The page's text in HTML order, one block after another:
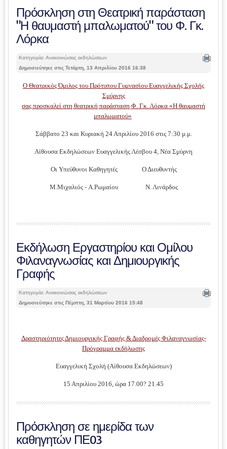
Πρόσκληση στη Θεατρική παράσταση
"Η θαυμαστή μπαλωματού" του Φ. Γκ.
Λόρκα
Κατηγορία: Ανακοινώσεις εκδηλώσεων
Δημοσιεύτηκε στις Τετάρτη, 13 Απριλίου 2016 16:38
Ο Θεατρικός Όμιλος του Πρότυπου Γυμνασίου Ευαγγελικής Σχολής
Σμύρνης
σας προσκαλεί στη θεατρική παράσταση Φ. Γκ. Λόρκα «Η θαυμαστή
μπαλωματού»
Σάββατο 23 και Κυριακή 24 Απριλίου 2016 στις 7:30 μ.μ.
Αίθουσα Εκδηλώσεων Ευαγγελικής Λέσβου 4, Νέα Σμύρνη
Οι Υπεύθυνοι Καθηγητές Ο Διευθυντής
Μ.Μιχαλιός - Α.ΡωμαίουΝ. Λινάρδος
Εκδήλωση Εργαστηρίου και Ομίλου
Φιλαναγνωσίας και Δημιουργικής
Γραφής
Κατηγορία: Ανακοινώσεις εκδηλώσεων
Δημοσιεύτηκε στις Πέμπτη, 31 Μαρτίου 2016 15:48
Δραστηριότητες Δημιουργικής Γραφής & Διαδρομές Φιλαναγνωσίας-
Πρόγραμμα εκδήλωσης
Ευαγγελική Σχολή (Αίθουσα Εκδηλώσεων)
15 Απριλίου 2016, ώρα 17.00? 21.45
Πρόσκληση σε ημερίδα των
καθηγητών ΠΕ03